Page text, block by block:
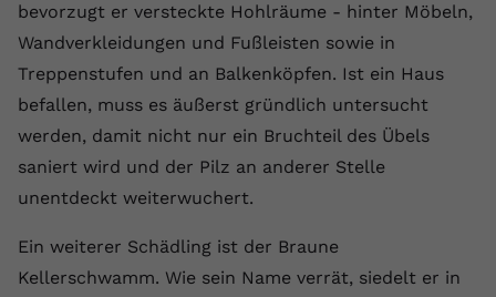
bevorzugt er versteckte Hohlräume - hinter Möbeln,
Wandverkleidungen und Fußleisten sowie in
Treppenstufen und an Balkenköpfen. Ist ein Haus
befallen, muss es äußerst gründlich untersucht
werden, damit nicht nur ein Bruchteil des Übels
saniert wird und der Pilz an anderer Stelle
unentdeckt weiterwuchert.
Ein weiterer Schädling ist der Braune
Kellerschwamm. Wie sein Name verrät, siedelt er in
Videos verwendet.
Name yt.innertube::requests
Anbieter youtube.com
Laufzeit Session
Zweck
Dieser von YouTube gesetzte Cookie
registriert eine eindeutige ID, um
Daten darüber zu speichern, welche